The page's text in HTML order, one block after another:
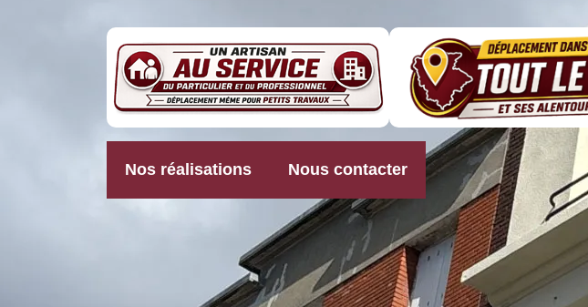
Nos réalisations Nous contacter